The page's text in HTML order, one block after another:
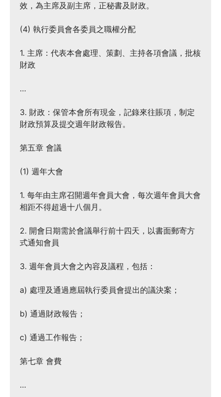
效，為主席及副主席，正秘書及財政。
(4) 執行委員會各委員之職權分配
1. 主席：代表本會處理、策劃、主持各項會議，批核
財政
…
3. 財政：保管本會所有現金，記錄來往賬項，制定
財政預算及提交週年財政報告。
第五章 會議
(1) 週年大會
1. 每年由主席召開週年會員大會，每次週年會員大會
相距不得超過十八個月。
2. 開會日期需於會議舉行前十四天，以書面郵寄方
式通知會員
3. 週年會員大會之內容及議程，包括：
a) 處理及通過應屆執行委員會提出的議決案；
b) 通過財政報告；
c) 通過工作報告；
第七章 會費
…